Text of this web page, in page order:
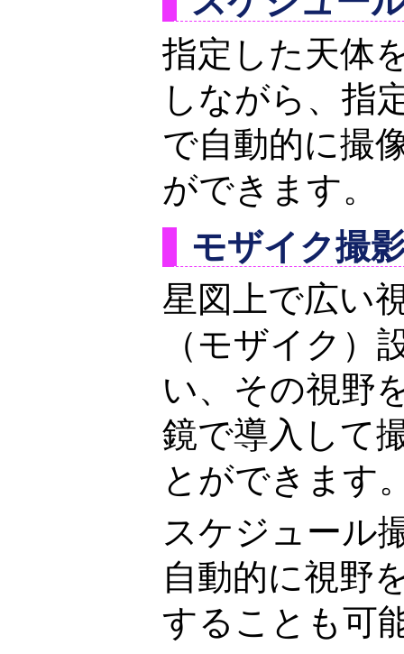
指定した天体
しながら、指
で自動的に撮
ができます。
モザイク撮
星図上で広い
（モザイク）
い、その視野
鏡で導入して
とができます
スケジュール
自動的に視野
することも可